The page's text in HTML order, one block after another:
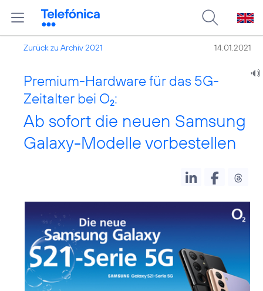
Zurück zu Archiv 2021 14.01.2021
Premium-Hardware für das 5G-
Zeitalter bei O2:
Ab sofort die neuen Samsung
Galaxy-Modelle vorbestellen